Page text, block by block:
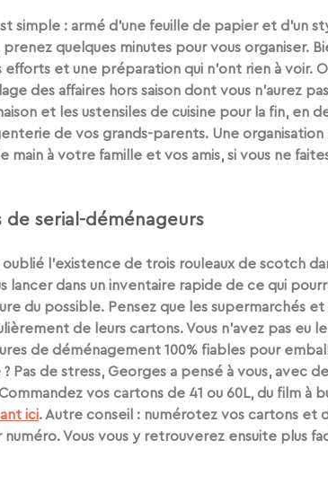
simple : armé d’une feuille de papier et d’un
quelques minutes pour vous organiser.
efforts et une préparation qui n’ont rien à voir.
des affaires hors saison dont vous n’aurez
et les ustensiles de cuisine pour la fin, en
de vos grands-parents. Une
main à votre famille et vos amis, si vous ne
de serial-déménageurs
l’existence de trois rouleaux de scotch
lancer dans un inventaire rapide de ce qui
du possible. Pensez que les supermarchés
de leurs cartons. Vous n’avez pas eu
de déménagement 100% fiables pour
? Pas de stress, Georges a pensé à vous, avec
vos cartons de 41 ou 60L, du film à
ici. Autre conseil : numérotez vos cartons et
Vous vous y retrouverez ensuite plus